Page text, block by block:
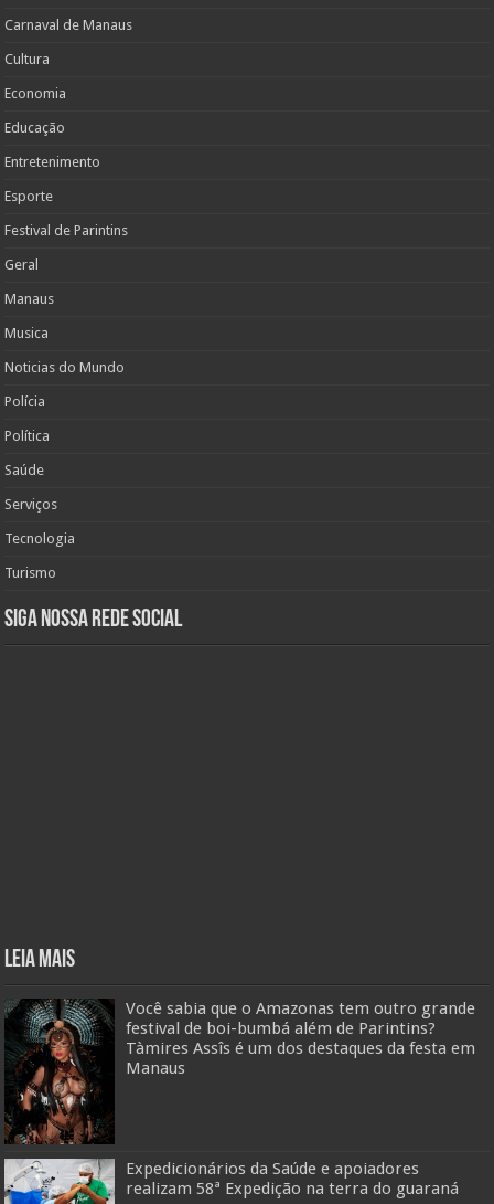
Carnaval de Manaus
Cultura
Economia
Educação
Entretenimento
Esporte
Festival de Parintins
Geral
Manaus
Musica
Noticias do Mundo
Polícia
Política
Saúde
Serviços
Tecnologia
Turismo
Siga nossa rede social
Leia mais
Você sabia que o Amazonas tem outro grande
festival de boi-bumbá além de Parintins?
Tàmires Assîs é um dos destaques da festa em
Manaus
Expedicionários da Saúde e apoiadores
realizam 58ª Expedição na terra do guaraná